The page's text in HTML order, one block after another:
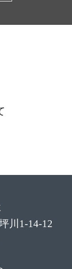
川1-14-12